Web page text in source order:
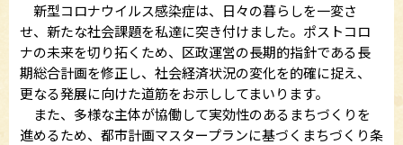
新型コロナウイルス感染症は、日々の暮らしを一変さ
せ、新たな社会課題を私達に突き付けました。ポストコロ
ナの未来を切り拓くため、区政運営の長期的指針である長
期総合計画を修正し、社会経済状況の変化を的確に捉え、
更なる発展に向けた道筋をお示ししてまいります。
また、多様な主体が協働して実効性のあるまちづくりを
進めるため、都市計画マスタープランに基づくまちづくり条